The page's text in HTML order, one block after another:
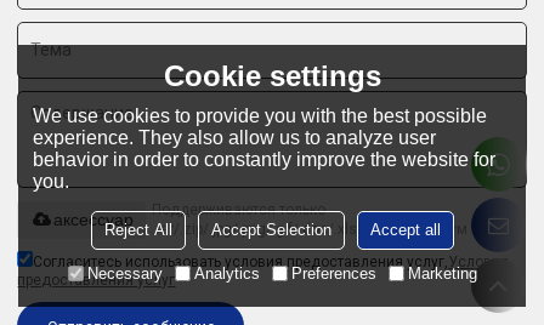
Поддерживаются только
.rar/.zip/.jpg/.png/.gif/.doc/.xls/.pdf, максимум 20M
аксессуар
Согласитесь использовать условия предоставления услуг,Условия
предоставления услуг
Cookie settings
We use cookies to provide you with the best possible
experience. They also allow us to analyze user
behavior in order to constantly improve the website for
you.
Reject All Accept Selection Accept all
Necessary Analytics Preferences Marketing